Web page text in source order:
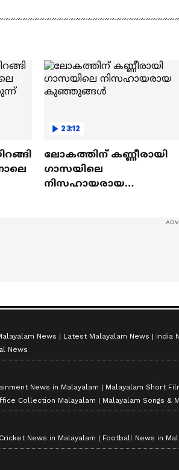
23:12
ലോകത്തിന് കണ്ണീരായി
ഗാസയിലെ
നിസഹായരായ
News Latest Malayalam News India
News
News in Malayalam Malayalam Short
Collection Malayalam Malayalam Songs &
Cricket News in Malayalam Football News in